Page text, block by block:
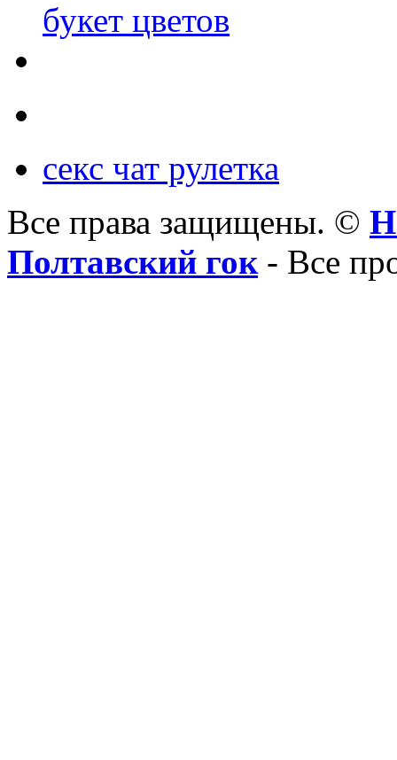
букет цветов
секс чат рулетка
Все права защищены. ©
Полтавский гок- Все